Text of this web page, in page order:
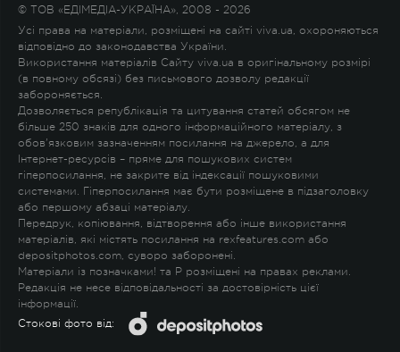
© ТОВ «ЕДІМЕДІА-УКРАЇНА», 2008 - 2026
Усі права на матеріали, розміщені на сайті viva.ua, охороняються
відповідно до законодавства України.
Використання матеріалів Сайту viva.ua в оригінальному розмірі
(в повному обсязі) без письмового дозволу редакції
забороняється.
Дозволяється републікація та цитування статей обсягом не
більше 250 знаків для одного інформаційного матеріалу, з
обов'язковим зазначенням посилання на джерело, а для
Інтернет-ресурсів – пряме для пошукових систем
гіперпосилання, не закрите від індексації пошуковими
системами. Гіперпосилання має бути розміщене в підзаголовку
або першому абзаці матеріалу.
Передрук, копіювання, відтворення або інше використання
матеріалів, які містять посилання на rexfeatures.com або
depositphotos.com, суворо заборонені.
Матеріали із позначками! та P розміщені на правах реклами.
Редакція не несе відповідальності за достовірність цієї
інформації.
Стокові фото від: